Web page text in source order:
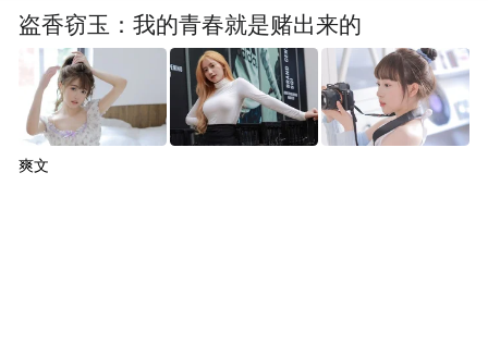
盗香窃玉：我的青春就是赌出来的
爽文